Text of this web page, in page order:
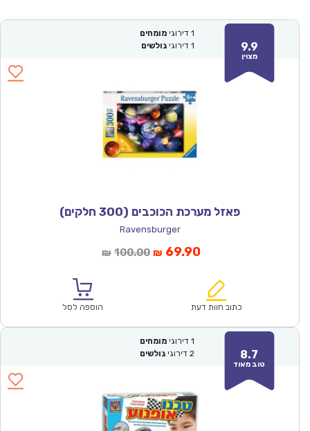
9.9
מצוין
1 דירוגי מומחים
1 דירוגי גולשים
פאזל מערכת הכוכבים (300 חלקים)
Ravensburger
₪ 100.00המחיר
₪100.00.
₪ 69.90המחיר
הוא:
כתוב חוות דעת הוספה לסל
8.7
טוב מאוד
1 דירוגי מומחים
2 דירוגי גולשים